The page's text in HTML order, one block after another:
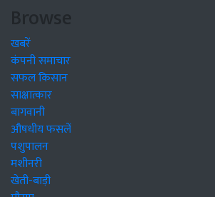
Browse
खबरें
कंपनी समाचार
सफल किसान
साक्षात्कार
बागवानी
औषधीय फसलें
पशुपालन
मशीनरी
खेती-बाड़ी